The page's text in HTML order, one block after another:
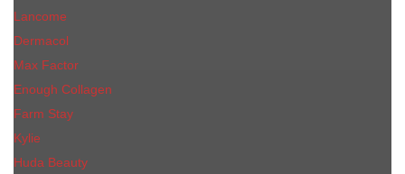
Lancome
Dermacol
Max Factor
Enough Collagen
Farm Stay
Kylie
Huda Beauty